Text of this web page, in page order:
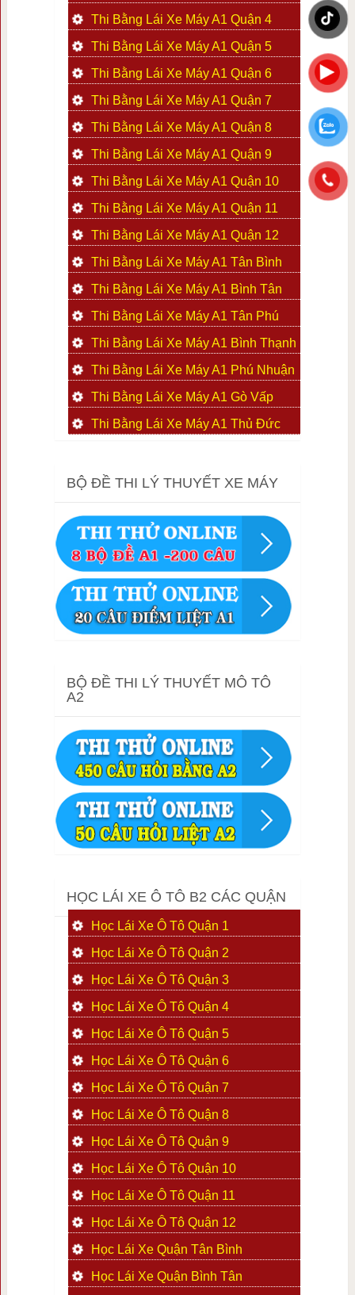
Thi Bằng Lái Xe Máy A1 Quận 4
Thi Bằng Lái Xe Máy A1 Quận 5
Thi Bằng Lái Xe Máy A1 Quận 6
Thi Bằng Lái Xe Máy A1 Quận 7
Thi Bằng Lái Xe Máy A1 Quận 8
Thi Bằng Lái Xe Máy A1 Quận 9
Thi Bằng Lái Xe Máy A1 Quận 10
Thi Bằng Lái Xe Máy A1 Quận 11
Thi Bằng Lái Xe Máy A1 Quận 12
Thi Bằng Lái Xe Máy A1 Tân Bình
Thi Bằng Lái Xe Máy A1 Bình Tân
Thi Bằng Lái Xe Máy A1 Tân Phú
Thi Bằng Lái Xe Máy A1 Bình Thạnh
Thi Bằng Lái Xe Máy A1 Phú Nhuận
Thi Bằng Lái Xe Máy A1 Gò Vấp
Thi Bằng Lái Xe Máy A1 Thủ Đức
BỘ ĐỀ THI LÝ THUYẾT XE MÁY
BỘ ĐỀ THI LÝ THUYẾT MÔ TÔ
A2
HỌC LÁI XE Ô TÔ B2 CÁC QUẬN
Học Lái Xe Ô Tô Quận 1
Học Lái Xe Ô Tô Quận 2
Học Lái Xe Ô Tô Quận 3
Học Lái Xe Ô Tô Quận 4
Học Lái Xe Ô Tô Quận 5
Học Lái Xe Ô Tô Quận 6
Học Lái Xe Ô Tô Quận 7
Học Lái Xe Ô Tô Quận 8
Học Lái Xe Ô Tô Quận 9
Học Lái Xe Ô Tô Quận 10
Học Lái Xe Ô Tô Quận 11
Học Lái Xe Ô Tô Quận 12
Học Lái Xe Quận Tân Bình
Học Lái Xe Quận Bình Tân